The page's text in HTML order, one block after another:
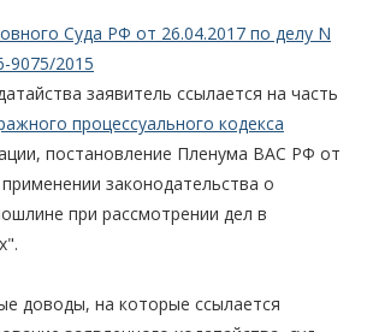
Суда РФ от 26.04.2017 по делу N
9075/2015
заявитель ссылается на часть
процессуального кодекса
постановление Пленума ВАС РФ от
законодательства о
при рассмотрении дел в
доводы, на которые ссылается